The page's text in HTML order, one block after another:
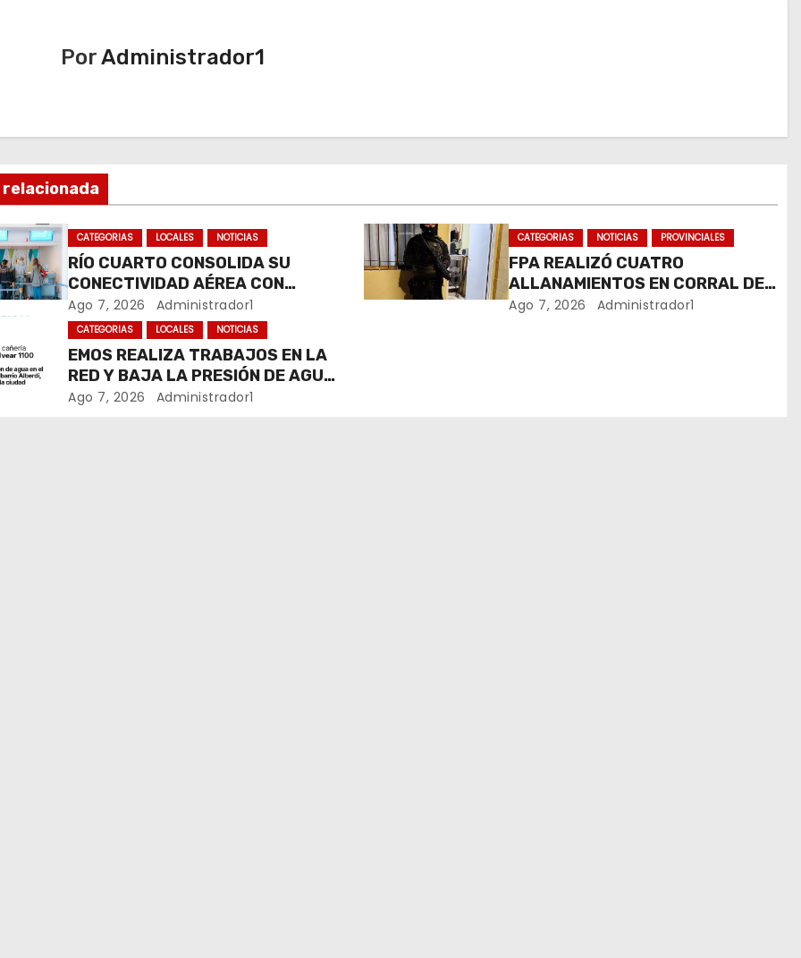
PorAdministrador1
CATEGORIAS LOCALES NOTICIAS
RÍO CUARTO CONSOLIDA SU
CONECTIVIDAD AÉREA CON
CUATRO VUELOS SEMANALES A
BUENOS AIRES
Ago 7, 2026 Administrador1
CATEGORIAS NOTICIAS PROVINCIALES
FPA REALIZÓ CUATRO
ALLANAMIENTOS EN CORRAL DE
BUSTOS-IFFLINGER
Ago 7, 2026 Administrador1
CATEGORIAS LOCALES NOTICIAS
EMOS REALIZA TRABAJOS EN LA
RED Y BAJA LA PRESIÓN DE AGUA
EN VARIOS SECTORES DE RÍO
Ago 7, 2026 Administrador1